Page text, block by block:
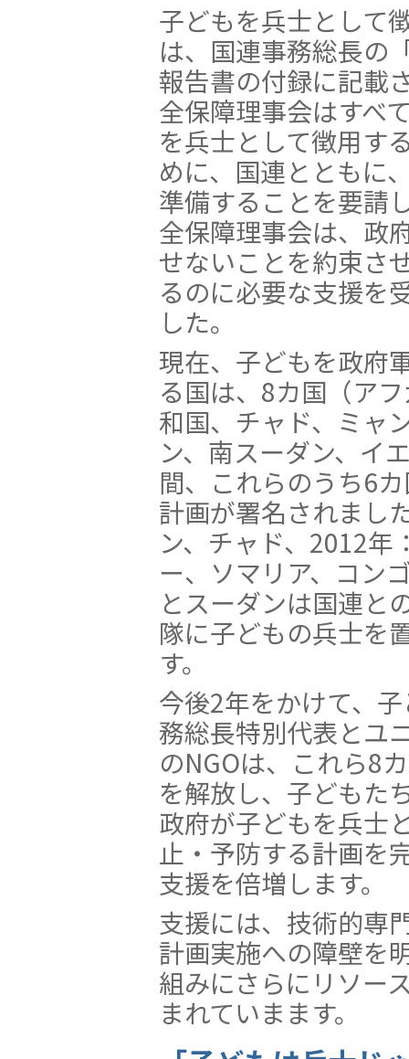
子どもを兵士として
は、国連事務総長の
報告書の付録に記載
全保障理事会はすべ
を兵士として徴用す
めに、国連とともに
準備することを要請
全保障理事会は、政
せないことを約束さ
るのに必要な支援を
した。
現在、子どもを政府
る国は、8カ国（ア
和国、チャド、ミャ
ン、南スーダン、イ
間、これらのうち6
計画が署名されまし
ン、チャド、2012年
ー、ソマリア、コン
とスーダンは国連と
隊に子どもの兵士を
す。
今後2年をかけて、
務総長特別代表とユ
のNGOは、これら8
を解放し、子どもた
政府が子どもを兵士
止・予防する計画を
支援を倍増します。
支援には、技術的専
計画実施への障壁を
組みにさらにリソー
まれていまます。